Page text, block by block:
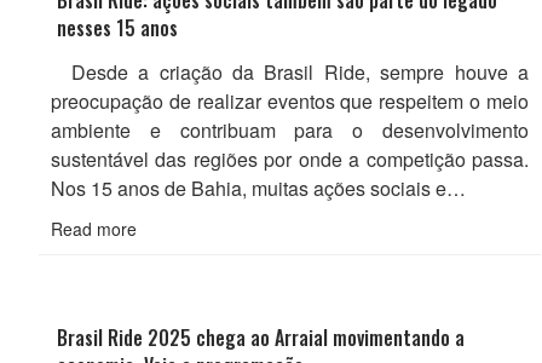
nesses 15 anos
Desde a criação da Brasil Ride, sempre houve a
preocupação de realizar eventos que respeitem o meio
ambiente e contribuam para o desenvolvimento
sustentável das regiões por onde a competição passa.
Nos 15 anos de Bahia, muitas ações sociais e…
Read more
Brasil Ride 2025 chega ao Arraial movimentando a